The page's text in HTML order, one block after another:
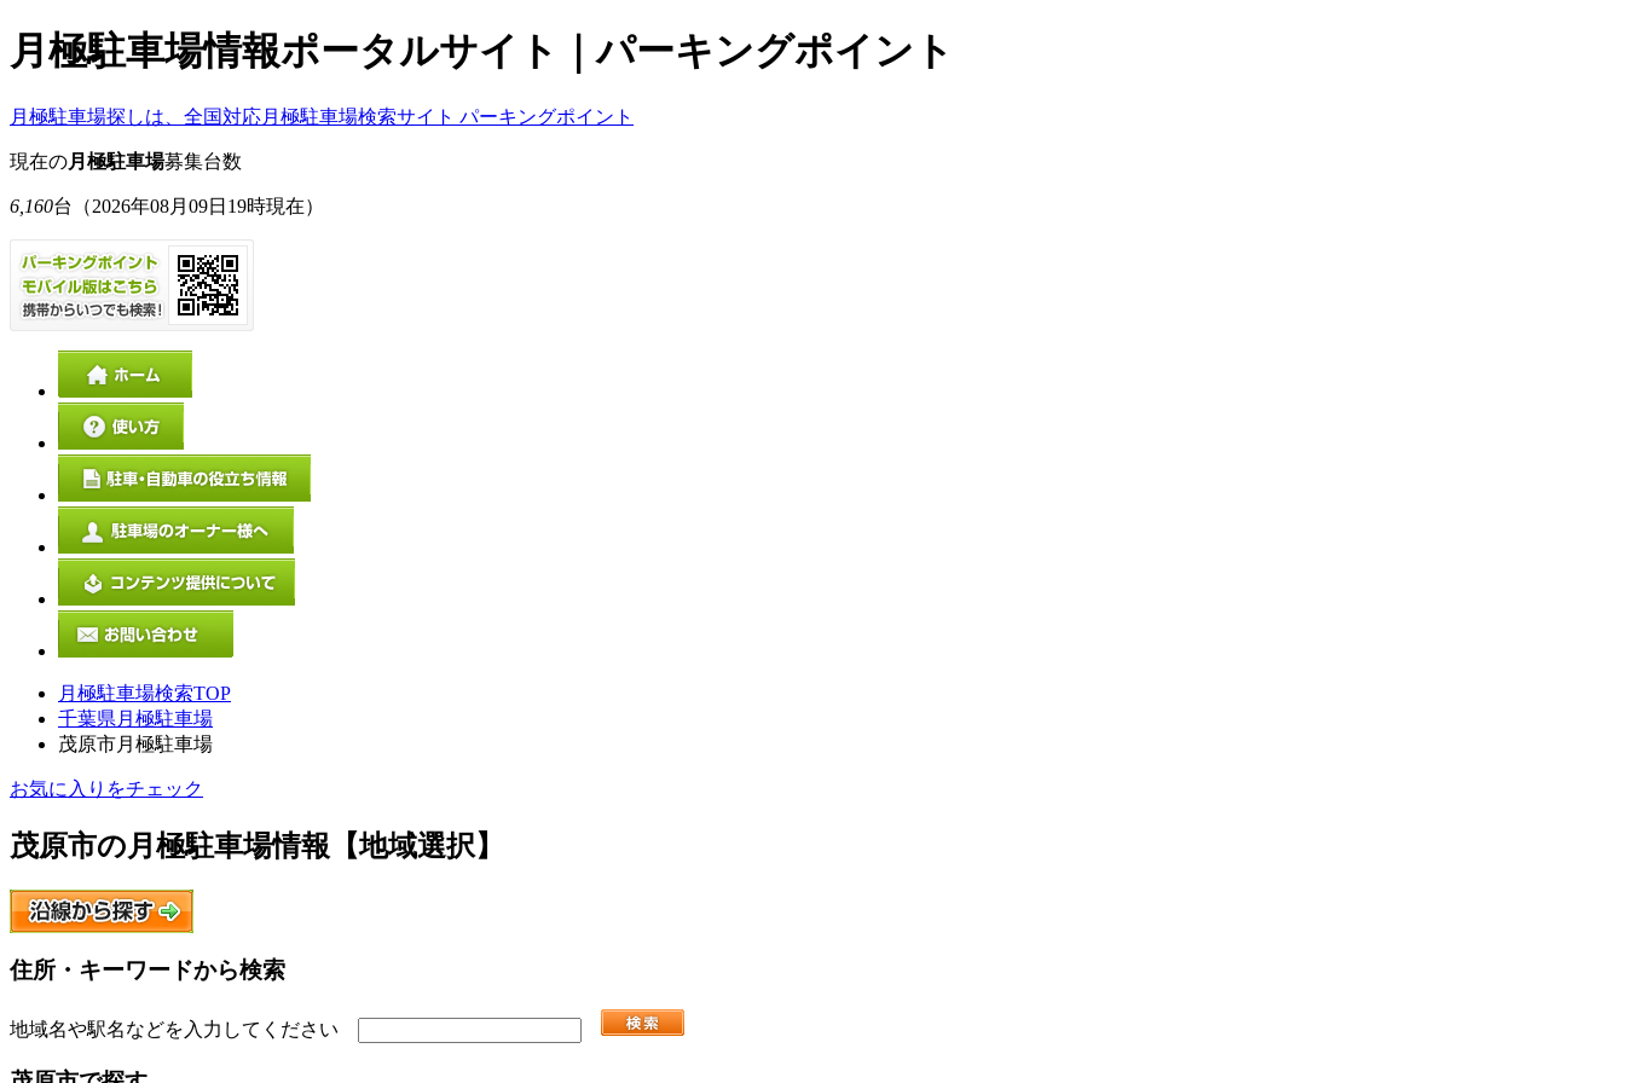
月極駐車場情報ポータルサイト｜パーキングポイント
月極駐車場探しは、全国対応月極駐車場検索サイト パーキングポイント
現在の月極駐車場募集台数
6,160台 （2026年08月09日19時現在）
月極駐車場検索TOP
千葉県月極駐車場
茂原市月極駐車場
お気に入りをチェック
茂原市の月極駐車場情報【地域選択】
住所・キーワードから検索
地域名や駅名などを入力してください